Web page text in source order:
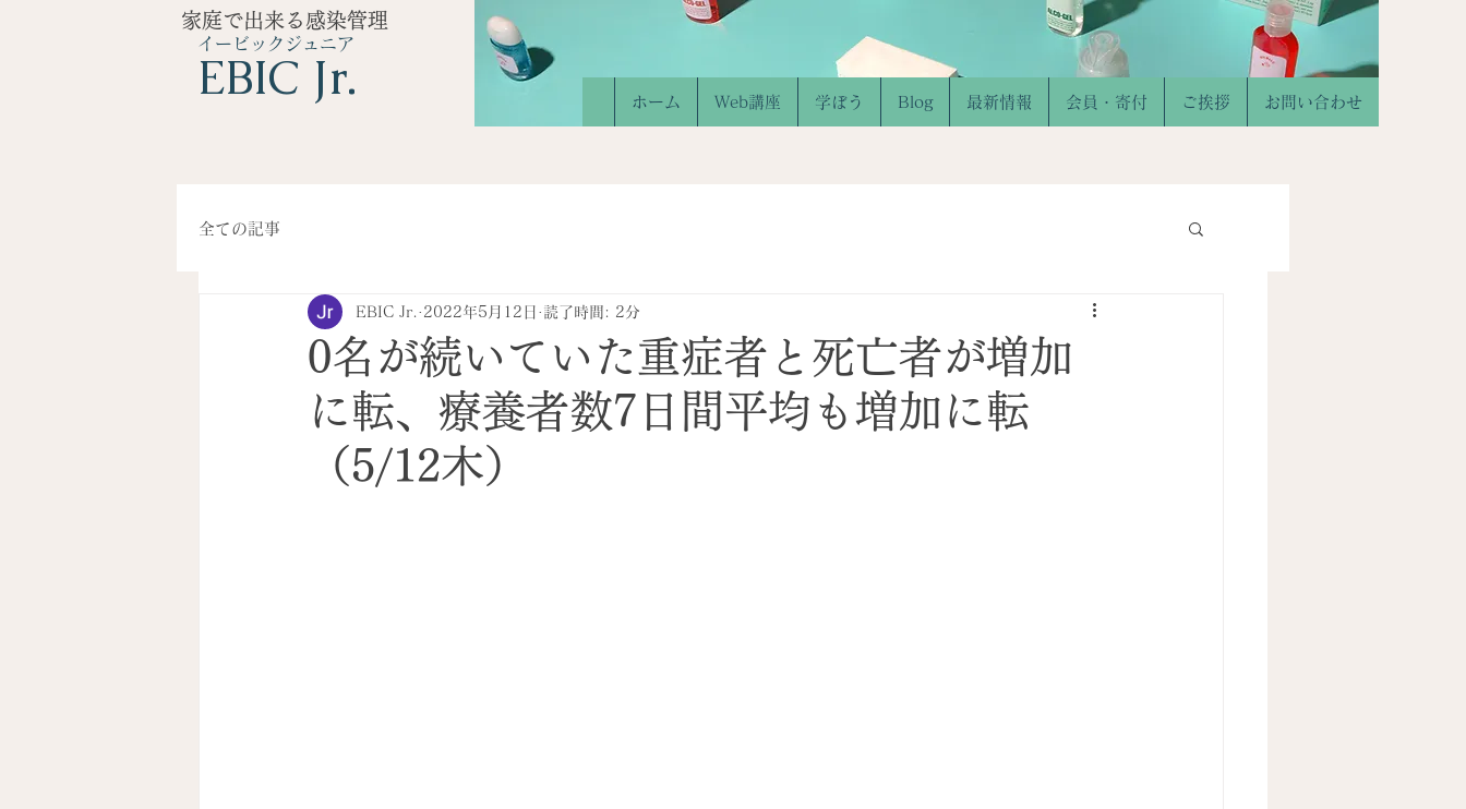
イービックジュニア
​EBIC Jr.
家庭で出来る感染管理
ホーム Web講座 学ぼう Blog 最新情報 会員・寄付 ご挨拶 お問い合わせ
全ての記事
0名が続いていた重症者と死亡者が増加
に転、療養者数7日間平均も増加に転
（5/12木）
EBIC Jr. 2022年5月12日 読了時間: 2分